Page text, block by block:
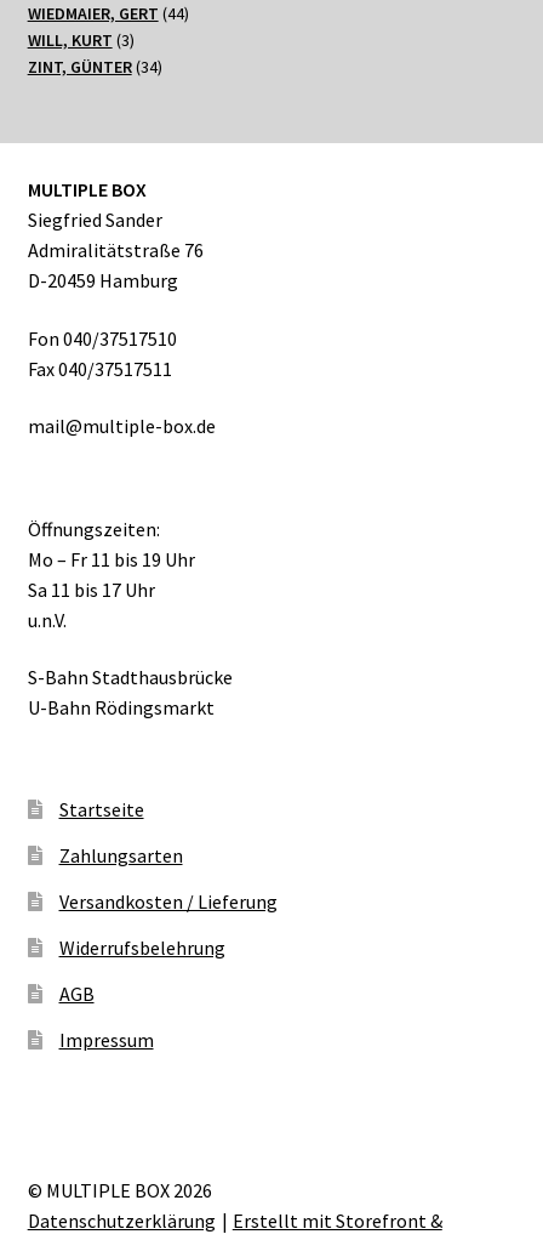
Produkte
WIEDMAIER, GERT 4444
WILL, KURT 33
Produkte
ZINT, GÜNTER 3434
MULTIPLE BOX
Siegfried Sander
Admiralitätstraße 76
D-20459 Hamburg
Fon 040/37517510
Fax 040/37517511
mail@multiple-box.de
Öffnungszeiten:
Mo – Fr 11 bis 19 Uhr
Sa 11 bis 17 Uhr
u.n.V.
S-Bahn Stadthausbrücke
U-Bahn Rödingsmarkt
Startseite
Zahlungsarten
Versandkosten / Lieferung
Widerrufsbelehrung
AGB
Impressum
© MULTIPLE BOX 2026
Datenschutzerklärung
Erstellt mit Storefront &